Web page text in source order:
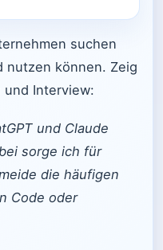
suchen
nutzen können. Zeig
und Interview:
und Claude
sorge ich für
die häufigen
Code oder